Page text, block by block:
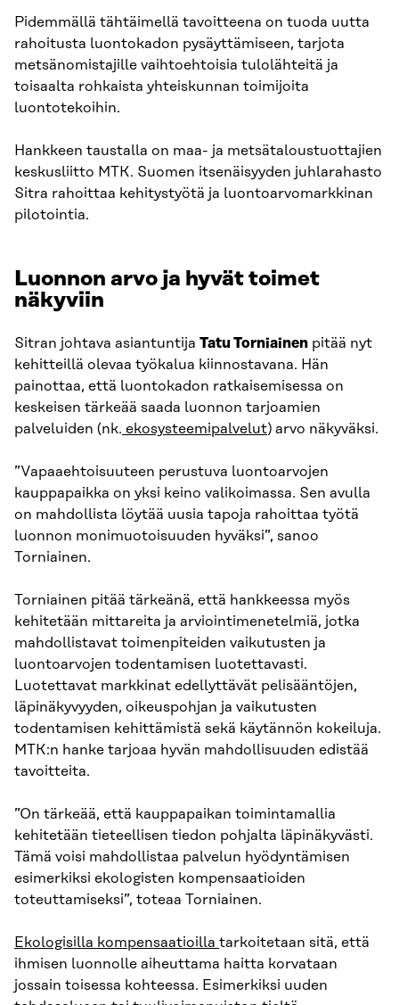
Pidemmällä tähtäimellä tavoitteena on tuoda uutta
rahoitusta luontokadon pysäyttämiseen, tarjota
metsänomistajille vaihtoehtoisia tulolähteitä ja
toisaalta rohkaista yhteiskunnan toimijoita
luontotekoihin.
Hankkeen taustalla on maa- ja metsätaloustuottajien
keskusliitto MTK. Suomen itsenäisyyden juhlarahasto
Sitra rahoittaa kehitystyötä ja luontoarvomarkkinan
pilotointia.
Luonnon arvo ja hyvät toimet
näkyviin
Sitran johtava asiantuntija Tatu Torniainen pitää nyt
kehitteillä olevaa työkalua kiinnostavana. Hän
painottaa, että luontokadon ratkaisemisessa on
keskeisen tärkeää saada luonnon tarjoamien
palveluiden (nk. ekosysteemipalvelut) arvo näkyväksi.
”Vapaaehtoisuuteen perustuva luontoarvojen
kauppapaikka on yksi keino valikoimassa. Sen avulla
on mahdollista löytää uusia tapoja rahoittaa työtä
luonnon monimuotoisuuden hyväksi”, sanoo
Torniainen.
Torniainen pitää tärkeänä, että hankkeessa myös
kehitetään mittareita ja arviointimenetelmiä, jotka
mahdollistavat toimenpiteiden vaikutusten ja
luontoarvojen todentamisen luotettavasti.
Luotettavat markkinat edellyttävät pelisääntöjen,
läpinäkyvyyden, oikeuspohjan ja vaikutusten
todentamisen kehittämistä sekä käytännön kokeiluja.
MTK:n hanke tarjoaa hyvän mahdollisuuden edistää
tavoitteita.
”On tärkeää, että kauppapaikan toimintamallia
kehitetään tieteellisen tiedon pohjalta läpinäkyvästi.
Tämä voisi mahdollistaa palvelun hyödyntämisen
esimerkiksi ekologisten kompensaatioiden
toteuttamiseksi”, toteaa Torniainen.
Ekologisilla kompensaatioilla tarkoitetaan sitä, että
ihmisen luonnolle aiheuttama haitta korvataan
jossain toisessa kohteessa. Esimerkiksi uuden